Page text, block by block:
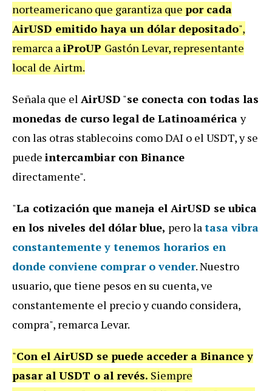
norteamericano que garantiza que por cada
AirUSD emitido haya un dólar depositado",
remarca aiProUP Gastón Levar, representante
local de Airtm.
Señala que el AirUSD "se conecta con todas las
monedas de curso legal de Latinoaméricay
con las otras stablecoins como DAI o el USDT, y se
puede intercambiar con Binance
directamente".
"La cotización que maneja el AirUSD se ubica
en los niveles del dólar blue, pero latasa vibra
constantemente y tenemos horarios en
donde conviene comprar o vender. Nuestro
usuario, que tiene pesos en su cuenta, ve
constantemente el precio y cuando considera,
compra", remarca Levar.
"Con el AirUSD se puede acceder a Binance y
pasar al USDT o al revés. Siempre